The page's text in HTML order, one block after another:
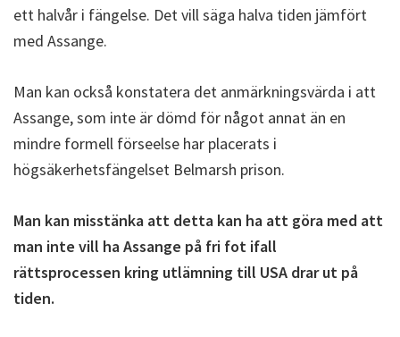
ett halvår i fängelse. Det vill säga halva tiden jämfört
med Assange.
Man kan också konstatera det anmärkningsvärda i att
Assange, som inte är dömd för något annat än en
mindre formell förseelse har placerats i
högsäkerhetsfängelset Belmarsh prison.
Man kan misstänka att detta kan ha att göra med att
man inte vill ha Assange på fri fot ifall
rättsprocessen kring utlämning till USA drar ut på
tiden.